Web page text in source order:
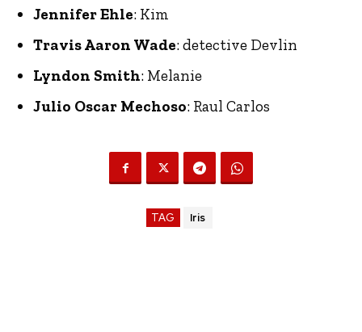
Jennifer Ehle: Kim
Travis Aaron Wade: detective Devlin
Lyndon Smith: Melanie
Julio Oscar Mechoso: Raul Carlos
TAG Iris